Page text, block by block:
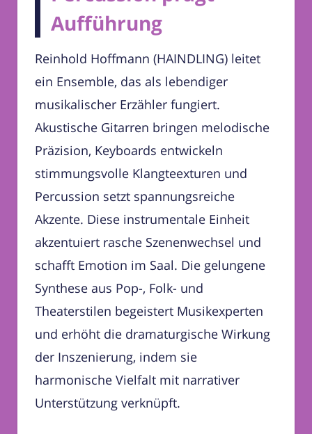
Aufführung
Reinhold Hoffmann (HAINDLING) leitet
ein Ensemble, das als lebendiger
musikalischer Erzähler fungiert.
Akustische Gitarren bringen melodische
Präzision, Keyboards entwickeln
stimmungsvolle Klangteexturen und
Percussion setzt spannungsreiche
Akzente. Diese instrumentale Einheit
akzentuiert rasche Szenenwechsel und
schafft Emotion im Saal. Die gelungene
Synthese aus Pop-, Folk- und
Theaterstilen begeistert Musikexperten
und erhöht die dramaturgische Wirkung
der Inszenierung, indem sie
harmonische Vielfalt mit narrativer
Unterstützung verknüpft.